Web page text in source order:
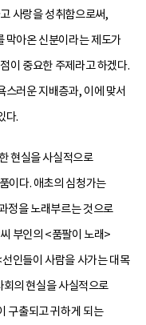
사랑을 성취함으로써,
막아온 신분이라는 제도가
이 중요한 주제라고 하겠다.
러운 지배층과, 이에 맞서
다.
현실을 사실적으로
이다. 애초의 심청가는
정을 노래부르는 것으로
부인의 <품팔이 노래>
인들이 사람을 사가는 대목
의 현실을 사실적으로
구출되고 귀하게 되는